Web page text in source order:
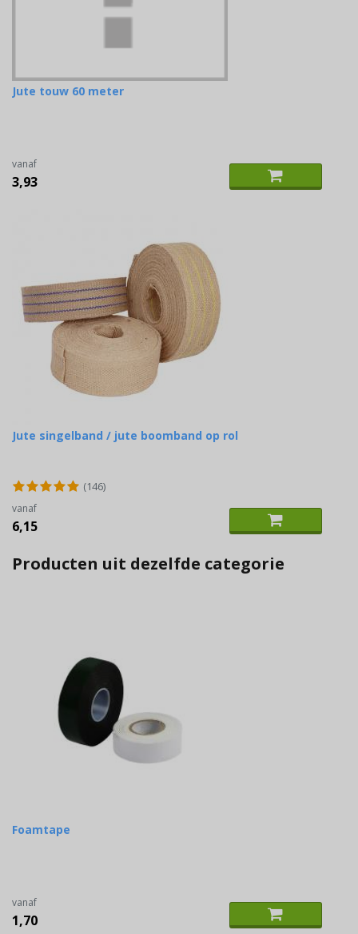
Jute touw 60 meter
vanaf
3,93
Jute singelband / jute boomband op rol
(146)
vanaf
6,15
Producten uit dezelfde categorie
Foamtape
vanaf
1,70